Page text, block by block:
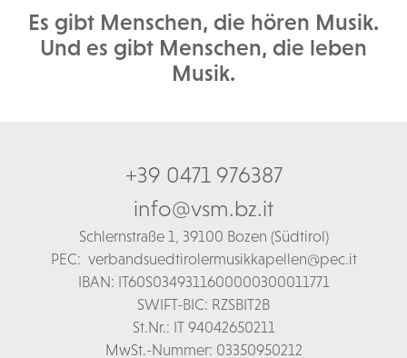
Es gibt Menschen, die hören Musik.
Und es gibt Menschen, die leben
Musik.
+39 0471 976387
info@vsm.bz.it
Schlernstraße 1, 39100 Bozen (Südtirol)
PEC: verbandsuedtirolermusikkapellen@pec.it
IBAN: IT60S0349311600000300011771
SWIFT-BIC: RZSBIT2B
St.Nr.: IT 94042650211
MwSt.-Nummer: 03350950212